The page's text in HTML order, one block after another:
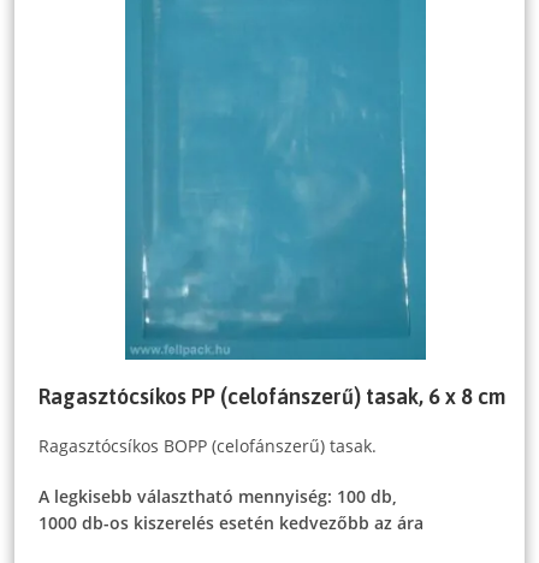
Ragasztócsíkos PP (celofánszerű) tasak, 6 x 8 cm
Ragasztócsíkos BOPP (celofánszerű) tasak.
A legkisebb választható mennyiség: 100 db,
1000 db-os kiszerelés esetén kedvezőbb az ára